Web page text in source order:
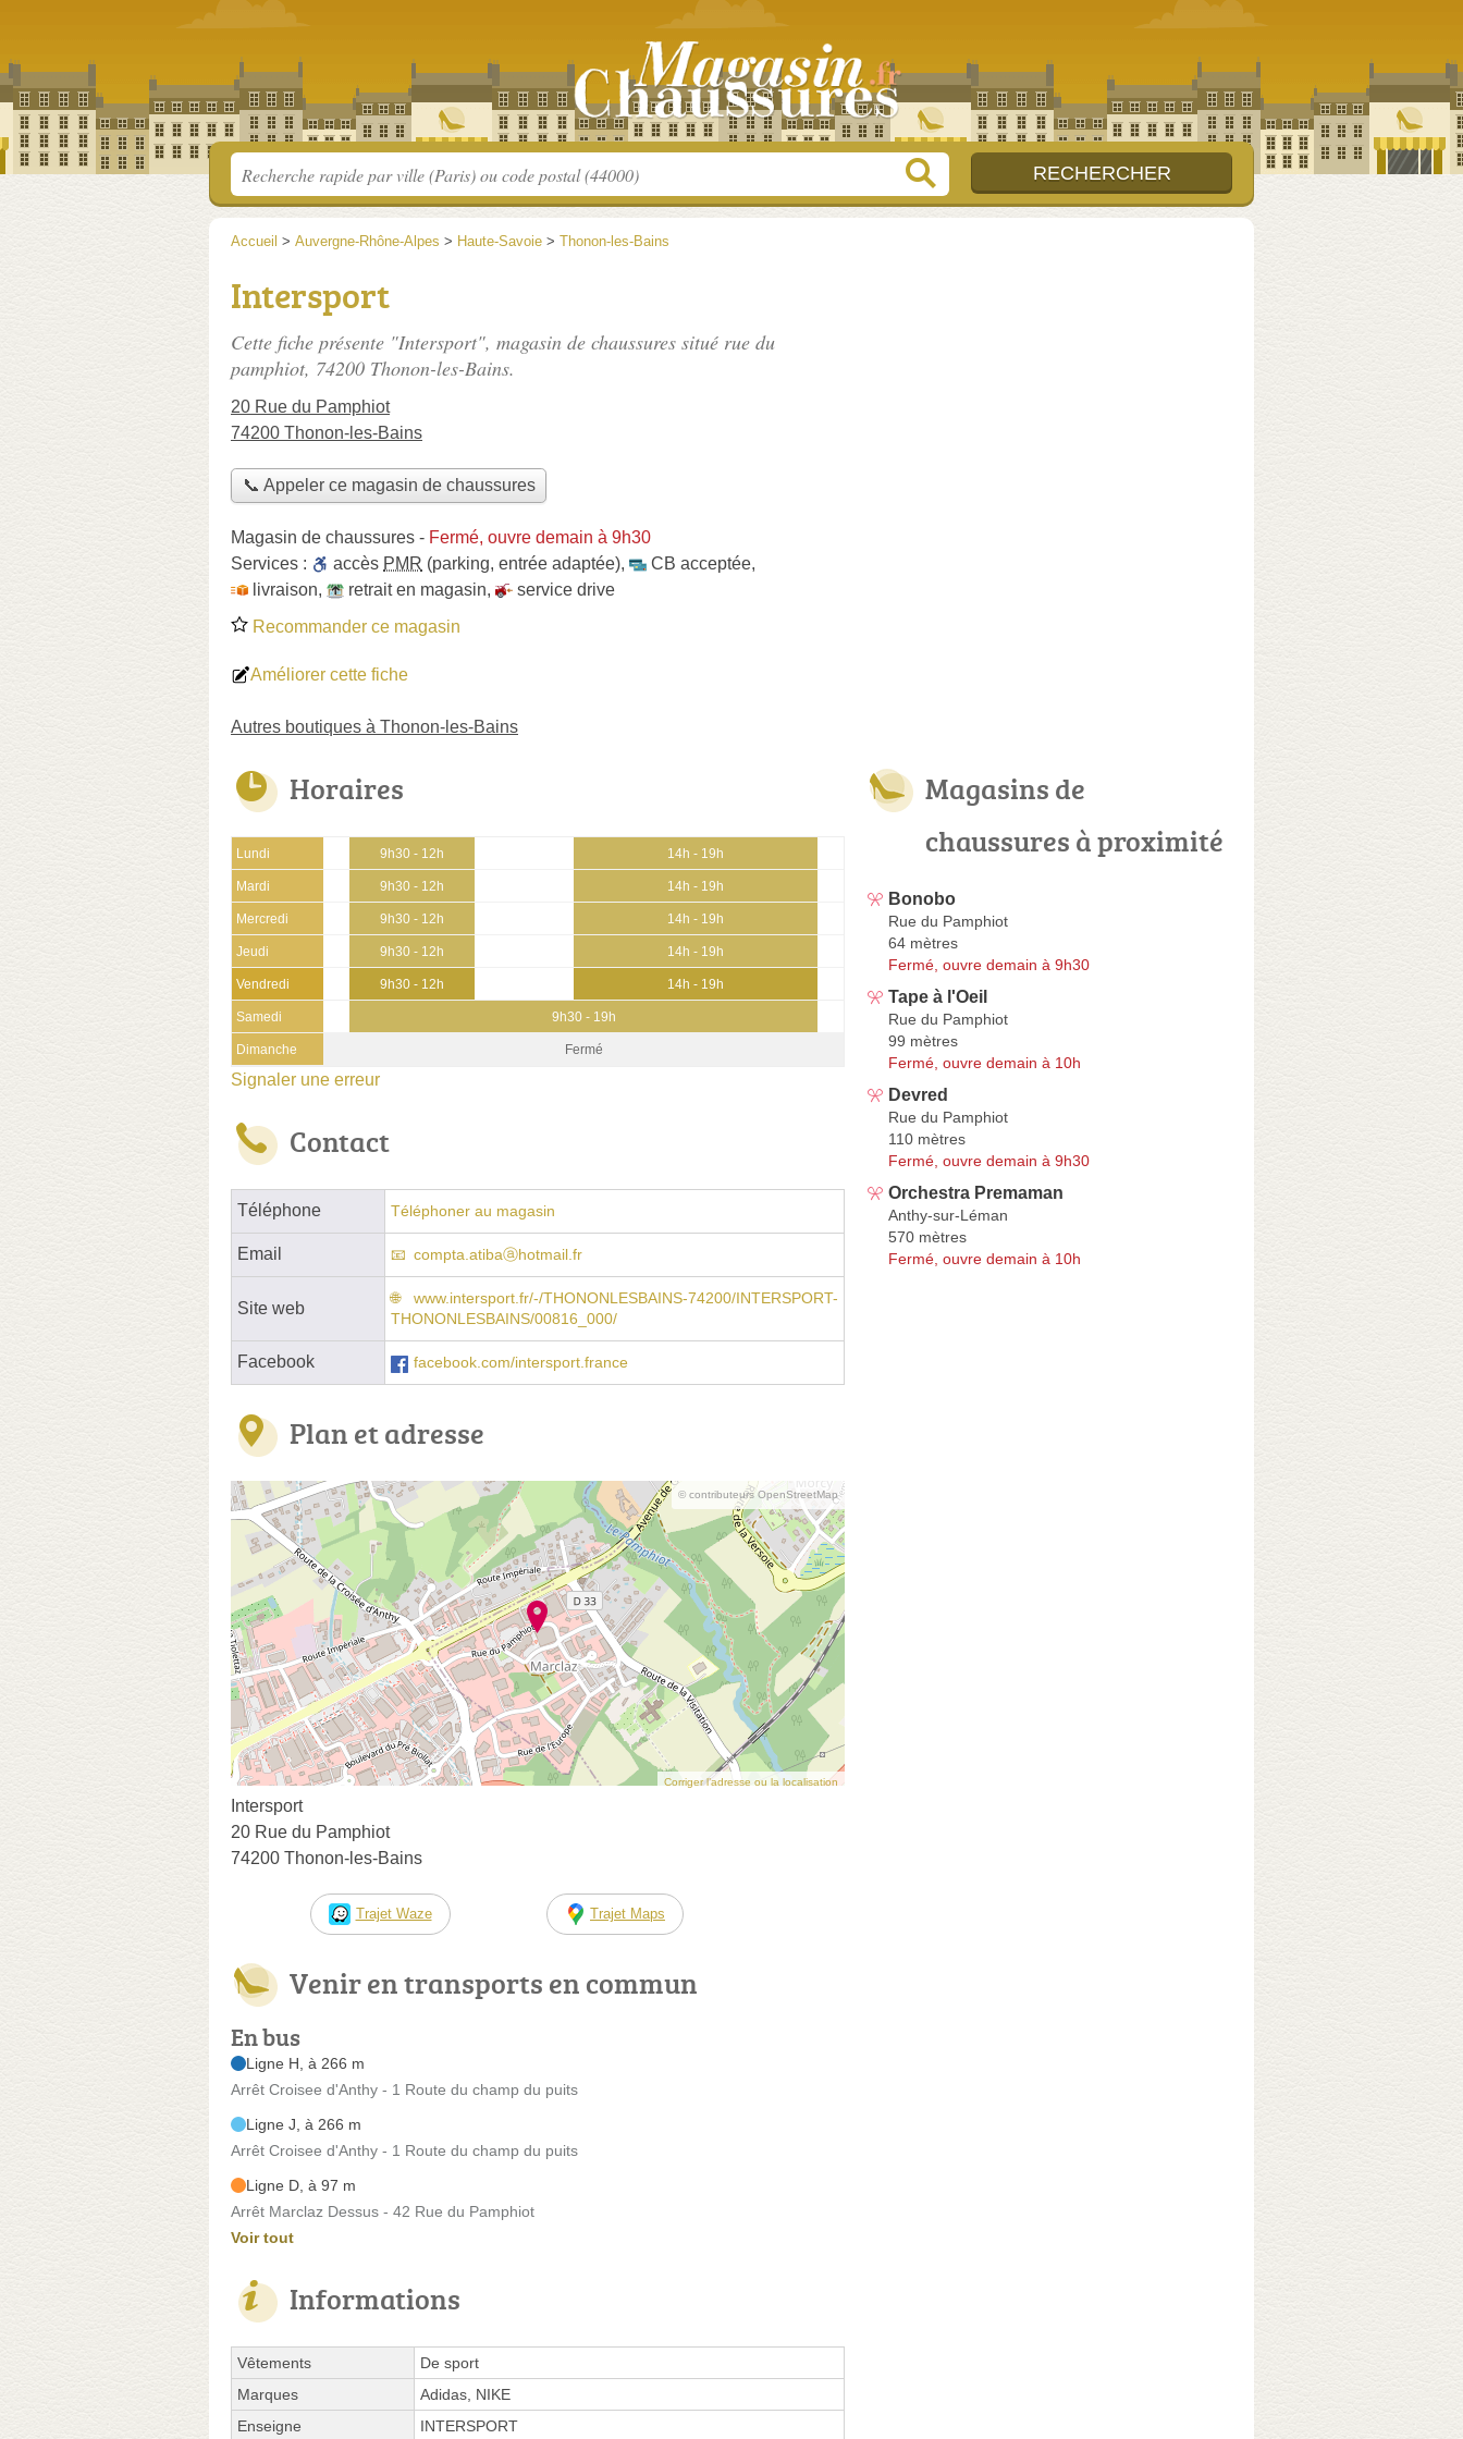
Accueil > Auvergne-Rhône-Alpes > Haute-Savoie > Thonon-les-Bains
Intersport
Cette fiche présente "Intersport", magasin de chaussures situé rue du
pamphiot, 74200 Thonon-les-Bains.
20 Rue du Pamphiot
74200 Thonon-les-Bains
📞 Appeler ce magasin de chaussures
Magasin de chaussures - Fermé, ouvre demain à 9h30
Services :
accès PMR (parking, entrée adaptée), CB acceptée,
livraison, retrait en magasin,
service drive
Recommander ce magasin
Améliorer cette fiche
Autres boutiques à Thonon-les-Bains
Horaires
Lundi 9h30 - 12h 14h - 19h
Mardi 9h30 - 12h 14h - 19h
Mercredi 9h30 - 12h 14h - 19h
Jeudi 9h30 - 12h 14h - 19h
Vendredi 9h30 - 12h 14h - 19h
Samedi 9h30 - 19h
Dimanche Fermé
Signaler une erreur
Contact
Téléphone Téléphoner au magasin
Email compta.atibaⓐhotmail.fr
Site web
www.intersport.fr/-/THONONLESBAINS-74200/INTERSPORT-
THONONLESBAINS/00816_000/
Facebook facebook.com/intersport.france
Plan et adresse
© contributeurs OpenStreetMap
Corriger l’adresse ou la localisation
Intersport
20 Rue du Pamphiot
74200 Thonon-les-Bains
Trajet Waze Trajet Maps
Venir en transports en commun
En bus
Ligne H, à 266 m
Arrêt Croisee d'Anthy - 1 Route du champ du puits
Ligne J, à 266 m
Arrêt Croisee d'Anthy - 1 Route du champ du puits
Ligne D, à 97 m
Arrêt Marclaz Dessus - 42 Rue du Pamphiot
Voir tout
Informations
Vêtements
De sport
Marques
Adidas, NIKE
Enseigne
INTERSPORT
Magasins de
chaussures à proximité
Bonobo
Rue du Pamphiot
64 mètres
Fermé, ouvre demain à 9h30
Tape à l'Oeil
Rue du Pamphiot
99 mètres
Fermé, ouvre demain à 10h
Devred
Rue du Pamphiot
110 mètres
Fermé, ouvre demain à 9h30
Orchestra Premaman
Anthy-sur-Léman
570 mètres
Fermé, ouvre demain à 10h